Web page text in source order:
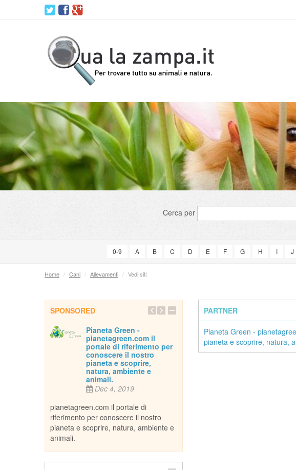
Cerca per
0-9 A B C D E F G H I J
Home / Cani / Allevamenti / Vedi siti
SPONSORED
Pianeta Green -
pianetagreen.com il
portale di riferimento per
conoscere il nostro
pianeta e scoprire,
natura, ambiente e
animali.
Dec 4, 2019
pianetagreen.com il portale di
riferimento per conoscere il nostro
pianeta e scoprire, natura, ambiente e
animali.
Inseparabile
Dec 18, 2013
PARTNER
Pianeta Green -
pianeta e scoprire, natura,